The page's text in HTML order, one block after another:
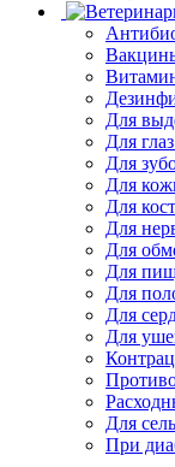
Для
Для
Для
Для
Для
Для
Для
Для
Для
Для
Для
Для
При